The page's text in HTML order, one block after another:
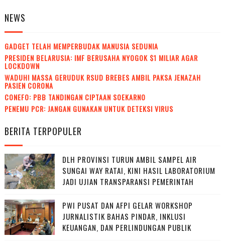
NEWS
GADGET TELAH MEMPERBUDAK MANUSIA SEDUNIA
PRESIDEN BELARUSIA: IMF BERUSAHA NYOGOK $1 MILIAR AGAR
LOCKDOWN
WADUH! MASSA GERUDUK RSUD BREBES AMBIL PAKSA JENAZAH
PASIEN CORONA
CONEFO: PBB TANDINGAN CIPTAAN SOEKARNO
PENEMU PCR: JANGAN GUNAKAN UNTUK DETEKSI VIRUS
BERITA TERPOPULER
DLH PROVINSI TURUN AMBIL SAMPEL AIR
SUNGAI WAY RATAI, KINI HASIL LABORATORIUM
JADI UJIAN TRANSPARANSI PEMERINTAH
PWI PUSAT DAN AFPI GELAR WORKSHOP
JURNALISTIK BAHAS PINDAR, INKLUSI
KEUANGAN, DAN PERLINDUNGAN PUBLIK